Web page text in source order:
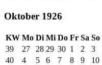
Oktober 1926
KW Mo Di Mi Do Fr Sa So
39
27 28 29 30 1 2
3
40
4 5 6 7 8 9
10